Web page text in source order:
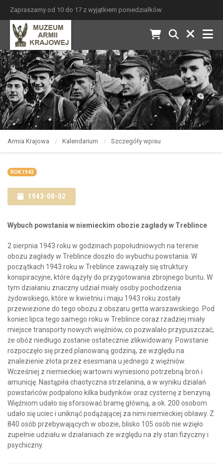
Zapraszamy od 10 do 17 z wyjątkiem poniedziałków
Armia Krajowa Kalendarium Szczegóły wpisu
ROK 1943
1943-08-02
Wybuch powstania w niemieckim obozie zagłady w Treblince
2 sierpnia 1943 roku w godzinach popołudniowych na terenie
obozu zagłady w Treblince doszło do wybuchu powstania. W
początkach 1943 roku w Treblince zawiązały się struktury
konspiracyjne, które dążyły do przygotowania zbrojnego buntu. W
tym działaniu znaczny udział miały osoby pochodzenia
żydowskiego, które w kwietniu i maju 1943 roku zostały
przewiezione do tego obozu z obszaru getta warszawskiego. Pod
koniec lipca tego samego roku w Treblince coraz rzadziej miały
miejsce transporty nowych więźniów, co pozwalało przypuszczać,
że obóz niedługo zostanie ostatecznie zlikwidowany. Powstanie
rozpoczęło się przed planowaną godziną, ze względu na
znalezienie złota przez esesmana u jednego z więźniów.
Wcześniej z niemieckiej wartowni wyniesiono potrzebną broń i
amunicję. Nastąpiła chaotyczna strzelanina, a w wyniku działań
powstańców podpalono kilka budynków oraz cysternę z benzyną.
Więźniom udało się sforsować bramę główną, a ok. 200 osobom
udało się uciec i uniknąć podążającej za nimi niemieckiej obławy. Z
840 osób przebywających w obozie, blisko 105 osób nie wzięło
zupełnie udziału w działaniach ze względu na zły stan fizyczny i
psychiczny.